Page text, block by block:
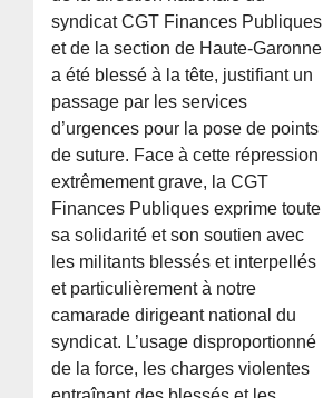
syndicat CGT Finances Publiques
et de la section de Haute-Garonne
a été blessé à la tête, justifiant un
passage par les services
d’urgences pour la pose de points
de suture. Face à cette répression
extrêmement grave, la CGT
Finances Publiques exprime toute
sa solidarité et son soutien avec
les militants blessés et interpellés
et particulièrement à notre
camarade dirigeant national du
syndicat. L’usage disproportionné
de la force, les charges violentes